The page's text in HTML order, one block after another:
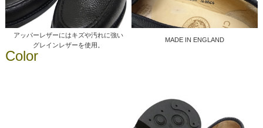
アッパーレザーにはキズや汚れに強い
グレインレザーを使用。
MADE IN ENGLAND
Color